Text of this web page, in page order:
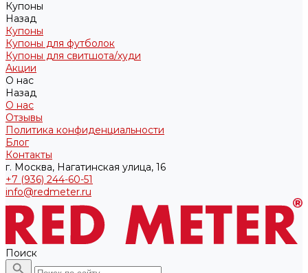
Купоны
Назад
Купоны
Купоны для футболок
Купоны для свитшота/худи
Акции
О нас
Назад
О нас
Отзывы
Политика конфиденциальности
Блог
Контакты
г. Москва, Нагатинская улица, 16
+7 (936) 244-60-51
info@redmeter.ru
Поиск